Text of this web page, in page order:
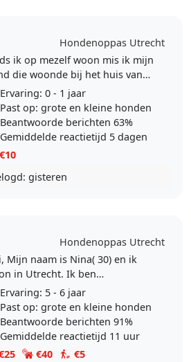
Hondenoppas Utrecht
ik op mezelf woon mis ik mijn
die woonde bij het huis van
ouders. Het lijkt me heel leuk
weer contact met honden te
en met..
0 - 1 jaar
Past op: grote en kleine honden
Beantwoorde berichten 63%
Gemiddelde reactietijd 5 dagen
€10
gisteren
Hondenoppas Utrecht
ik
in Utrecht. Ik ben
met dieren en mijn
hebben nu nog steeds een
retriever en twee..
5 - 6 jaar
Past op: grote en kleine honden
Beantwoorde berichten 91%
Gemiddelde reactietijd 11 uur
€40
€5